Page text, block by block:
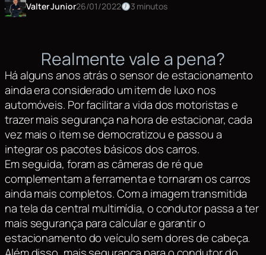
Valter Junior26/01/2022 3 minutos
Realmente vale a pena?
Há alguns anos atrás o sensor de estacionamento
ainda era considerado um item de luxo nos
automóveis. Por facilitar a vida dos motoristas e
trazer mais segurança na hora de estacionar, cada
vez mais o item se democratizou e passou a
integrar os pacotes básicos dos carros.
Em seguida, foram as câmeras de ré que
complementam a ferramenta e tornaram os carros
ainda mais completos. Com a imagem transmitida
na tela da central multimídia, o condutor passa a ter
mais segurança para calcular e garantir o
estacionamento do veículo sem dores de cabeça.